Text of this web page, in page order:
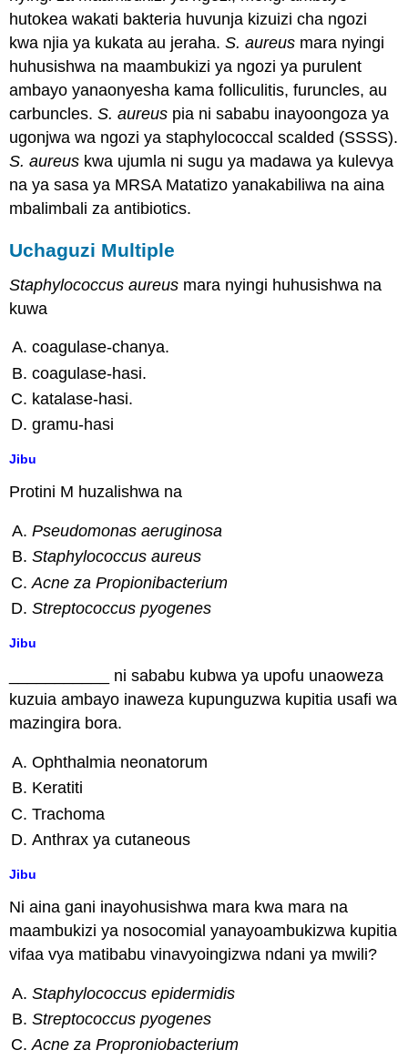
hutokea wakati bakteria huvunja kizuizi cha ngozi
kwa njia ya kukata au jeraha.S. aureus mara nyingi
huhusishwa na maambukizi ya ngozi ya purulent
ambayo yanaonyesha kama folliculitis, furuncles, au
carbuncles.S. aureus pia ni sababu inayoongoza ya
ugonjwa wa ngozi ya staphylococcal scalded (SSSS).
S. aureus kwa ujumla ni sugu ya madawa ya kulevya
na ya sasa ya MRSA Matatizo yanakabiliwa na aina
mbalimbali za antibiotics.
Uchaguzi Multiple
Staphylococcus aureus mara nyingi huhusishwa na
kuwa
coagulase-chanya.
coagulase-hasi.
katalase-hasi.
gramu-hasi
Jibu
Protini M huzalishwa na
Pseudomonas aeruginosa
Staphylococcus aureus
Acne za Propionibacterium
Streptococcus pyogenes
Jibu
___________ ni sababu kubwa ya upofu unaoweza
kuzuia ambayo inaweza kupunguzwa kupitia usafi wa
mazingira bora.
Ophthalmia neonatorum
Keratiti
Trachoma
Anthrax ya cutaneous
Jibu
Ni aina gani inayohusishwa mara kwa mara na
maambukizi ya nosocomial yanayoambukizwa kupitia
vifaa vya matibabu vinavyoingizwa ndani ya mwili?
Staphylococcus epidermidis
Streptococcus pyogenes
Acne za Proproniobacterium